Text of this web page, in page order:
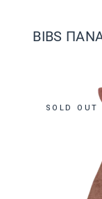
BIBS
SOLD OUT